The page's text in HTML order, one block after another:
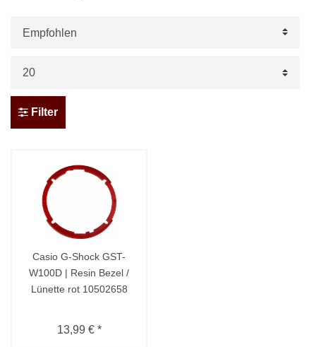
Filter
Casio G-Shock GST-
W100D | Resin Bezel /
Lünette rot 10502658
13,99 € *